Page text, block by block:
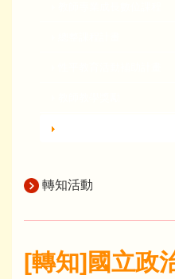
轉知活動
[轉知]國立政